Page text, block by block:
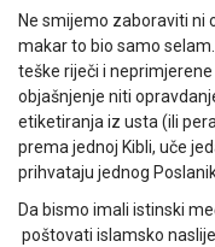
Ne smijemo zaboraviti ni
makar to bio samo
teške riječi i
objašnjenje niti
etiketiranja iz usta (ili
prema jednoj Kibli, uče
prihvataju jednog
Da bismo imali istinski
poštovati islamsko